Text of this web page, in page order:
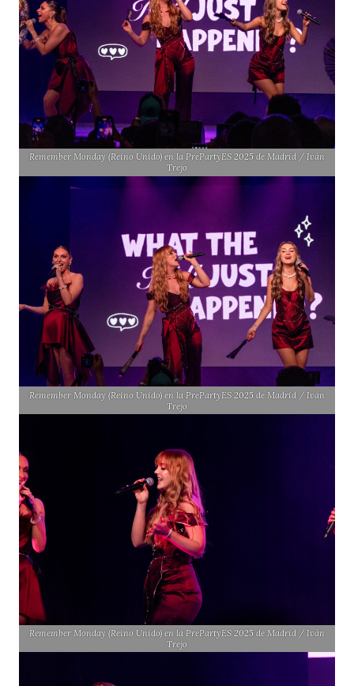
Remember Monday (Reino Unido) en la PrePartyES 2025 de Madrid / Iván
Trejo
Remember Monday (Reino Unido) en la PrePartyES 2025 de Madrid / Iván
Trejo
Remember Monday (Reino Unido) en la PrePartyES 2025 de Madrid / Iván
Trejo